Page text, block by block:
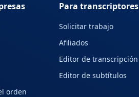
orden
Para transcriptores
Solicitar trabajo
Afiliados
Editor de transcripción
Editor de subtítulos